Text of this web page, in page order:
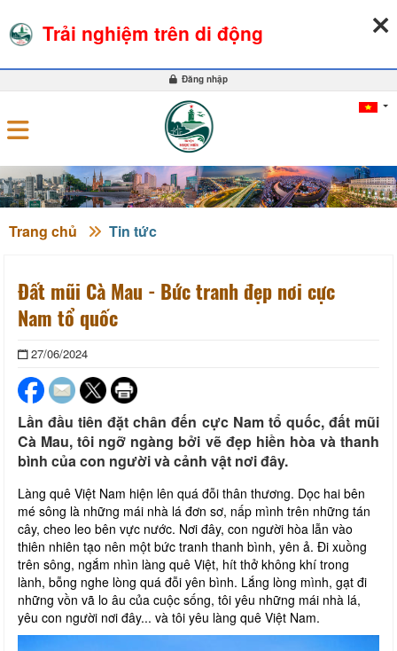
Đăng nhập
Trang chủ Tin tức
Đất mũi Cà Mau - Bức tranh đẹp nơi cực
Nam tổ quốc
27/06/2024
Lần đầu tiên đặt chân đến cực Nam tổ quốc, đất mũi
Cà Mau, tôi ngỡ ngàng bởi vẽ đẹp hiền hòa và thanh
bình của con người và cảnh vật nơi đây.
Làng quê Việt Nam hiện lên quá đỗi thân thương. Dọc hai bên
mé sông là những mái nhà lá đơn sơ, nấp mình trên những tán
cây, cheo leo bên vực nước. Nơi đây, con người hòa lẫn vào
thiên nhiên tạo nên một bức tranh thanh bình, yên ả. Đi xuồng
trên sông, ngắm nhìn làng quê Việt, hít thở không khí trong
lành, bỗng nghe lòng quá đỗi yên bình. Lắng lòng mình, gạt đi
những vồn vã lo âu của cuộc sống, tôi yêu những mái nhà lá,
yêu con người nơi đây... và tôi yêu làng quê Việt Nam.
Trải nghiệm trên di động